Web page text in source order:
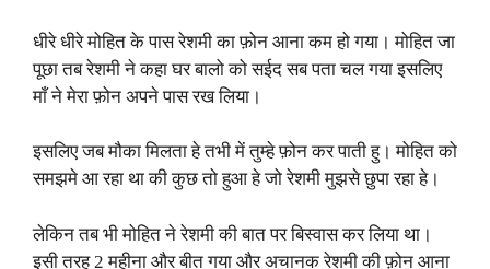
धीरे धीरे मोहित के पास रेशमी का फ़ोन आना कम हो गया। मोहित जा
पूछा तब रेशमी ने कहा घर बालो को सईद सब पता चल गया इसलिए
माँ ने मेरा फ़ोन अपने पास रख लिया।
इसलिए जब मौका मिलता हे तभी में तुम्हे फ़ोन कर पाती हु। मोहित को
समझमे आ रहा था की कुछ तो हुआ हे जो रेशमी मुझसे छुपा रहा हे।
लेकिन तब भी मोहित ने रेशमी की बात पर बिस्वास कर लिया था।
इसी तरह 2 महीना और बीत गया और अचानक रेशमी की फ़ोन आना